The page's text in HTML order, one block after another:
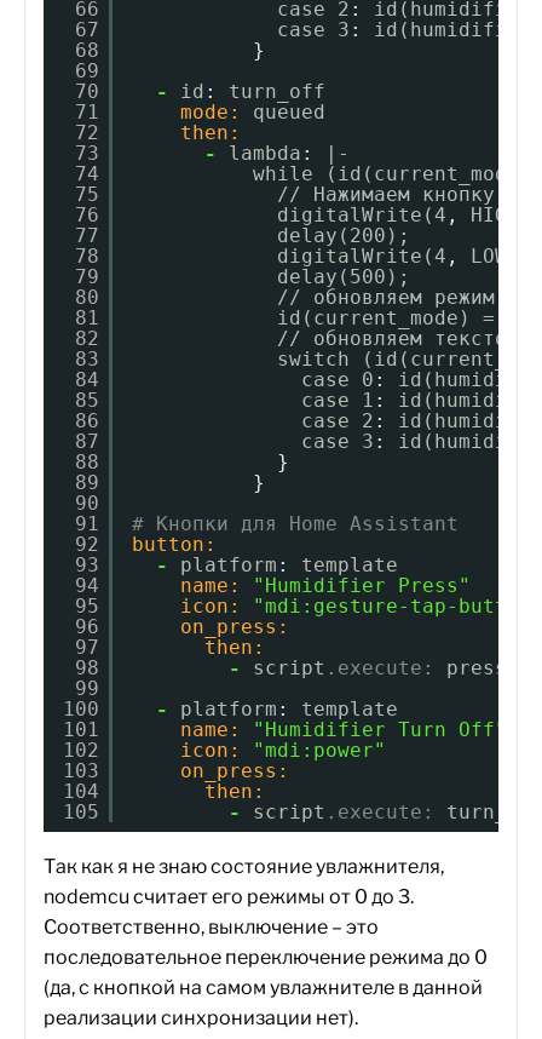
66
67
68
69
70
71
72
73
74
75
76
77
78
79
80
81
82
83
84
85
86
87
88
89
90
91
92
93
94
95
96
97
98
99
100
101
102
103
104
105
case 2 :
case 3 :
}
-
id :
turn_off
mode:
queued
then:
-
lambda :
|-
while
// Нажимаем кнопку
digitalWrite(4 ,
HIGH);
delay(200);
digitalWrite(4 ,
LOW);
delay(500);
// обновляем режим
id(current_mode) =
// обновляем
switch
case 0 :
case 1 :
case 2 :
case 3 :
}
}
# Кнопки для Home Assistant
button:
-
platform :
template
name:
"Humidifier Press"
icon:
"mdi:gesture-tap-button"
on_press:
then:
-
script .execute:
-
platform :
template
name:
"Humidifier Turn Off"
icon:
"mdi:power"
on_press:
then:
-
script .execute: turn_off
Так как я не знаю состояние увлажнителя,
nodemcu считает его режимы от 0 до 3.
Соответственно, выключение – это
последовательное переключение режима до 0
(да, с кнопкой на самом увлажнителе в данной
реализации синхронизации нет).